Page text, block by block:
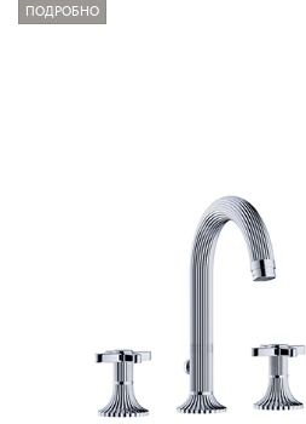
ПОДРОБНО